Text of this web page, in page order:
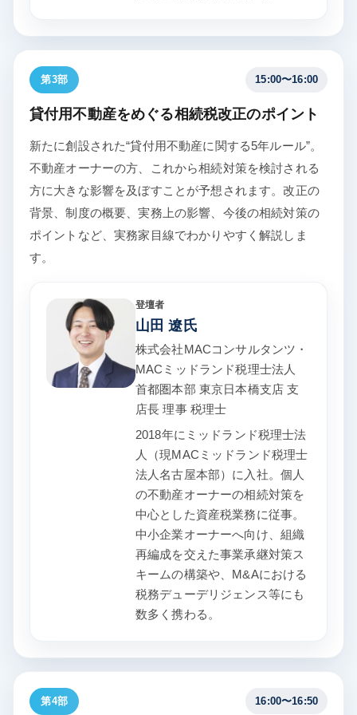
第3部 15:00〜16:00
貸付用不動産をめぐる相続税改正のポイント
新たに創設された“貸付用不動産に関する5年ルール”。
不動産オーナーの方、これから相続対策を検討される
方に大きな影響を及ぼすことが予想されます。改正の
背景、制度の概要、実務上の影響、今後の相続対策の
ポイントなど、実務家目線でわかりやすく解説しま
す。
登壇者
山田 遼氏
株式会社MACコンサルタンツ・
MACミッドランド税理士法人
首都圏本部 東京日本橋支店 支
店長 理事 税理士
2018年にミッドランド税理士法
人（現MACミッドランド税理士
法人名古屋本部）に入社。個人
の不動産オーナーの相続対策を
中心とした資産税業務に従事。
中小企業オーナーへ向け、組織
再編成を交えた事業承継対策ス
キームの構築や、M&Aにおける
税務デューデリジェンス等にも
数多く携わる。
第4部 16:00〜16:50